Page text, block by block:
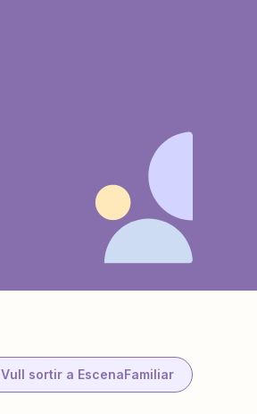
Vull sortir a EscenaFamiliar